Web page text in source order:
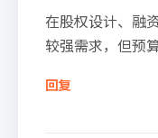
在股权设计、融
较强需求，但预
回复